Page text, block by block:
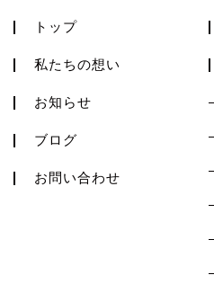
トップ
私たちの想い
お知らせ
ブログ
お問い合わせ